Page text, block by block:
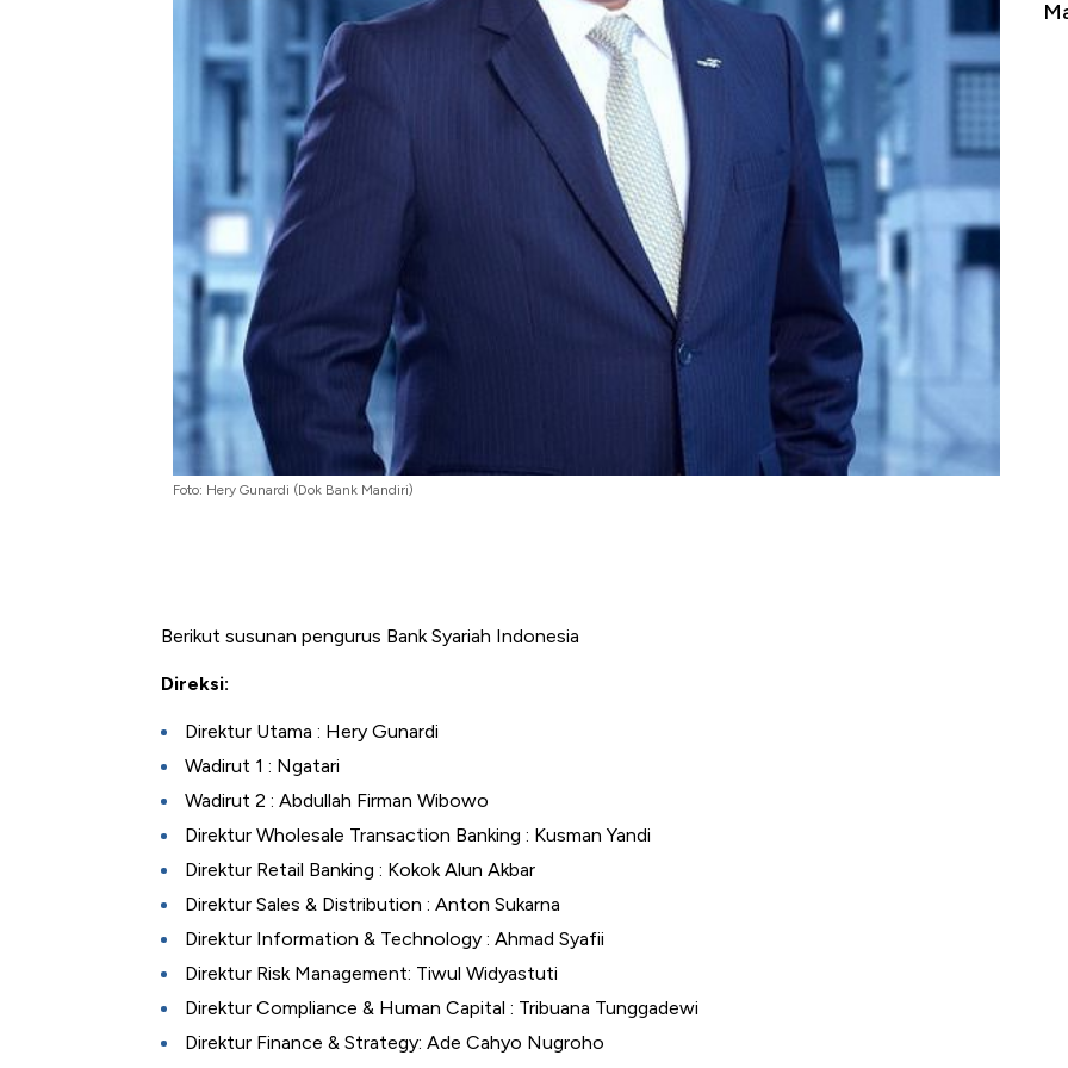
Foto: Hery Gunardi (Dok Bank Mandiri)
Berikut susunan pengurus Bank Syariah Indonesia
Direksi:
Direktur Utama : Hery Gunardi
Wadirut 1 : Ngatari
Wadirut 2 : Abdullah Firman Wibowo
Direktur Wholesale Transaction Banking : Kusman Yandi
Direktur Retail Banking : Kokok Alun Akbar
Direktur Sales & Distribution : Anton Sukarna
Direktur Information & Technology : Ahmad Syafii
Direktur Risk Management: Tiwul Widyastuti
Direktur Compliance & Human Capital : Tribuana Tunggadewi
Direktur Finance & Strategy: Ade Cahyo Nugroho
Tembaga Terbang ke Zona Berbahaya
Mana yang Cuannya Paling Menyala?